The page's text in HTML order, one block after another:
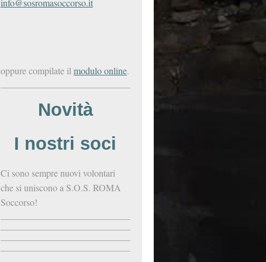
info@sosromasoccorso.it
oppure compilate ilmodulo online.
Novità
I nostri soci
Ci sono sempre nuovi volontari
che si uniscono a S.O.S. ROMA
Soccorso!